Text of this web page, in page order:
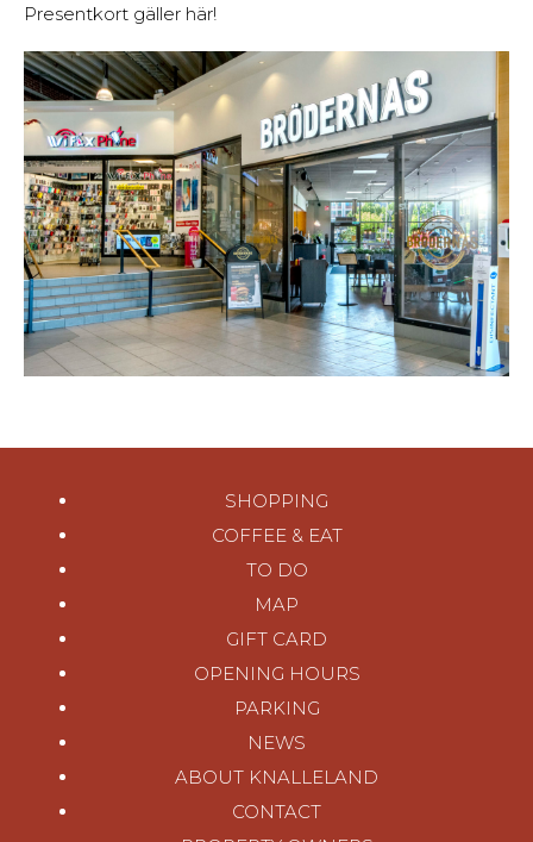
Presentkort gäller här!
SHOPPING
COFFEE & EAT
TO DO
MAP
GIFT CARD
OPENING HOURS
PARKING
NEWS
ABOUT KNALLELAND
CONTACT